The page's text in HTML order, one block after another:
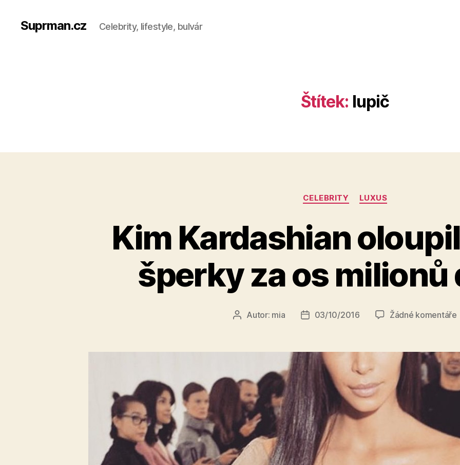
Suprman.cz Celebrity, lifestyle, bulvár
Štítek: lupič
Rubriky
CELEBRITY LUXUS
Kim Kardashian
šperky za os milionů
AutorAutor: mia
Datum
03/10/2016 Žádné komentářeu